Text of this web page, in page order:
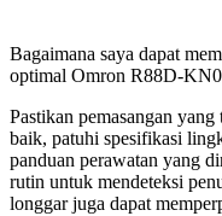
Bagaimana saya dapat
optimal Omron R88D-
Pastikan pemasangan
baik, patuhi spesifikasi
panduan perawatan yang
rutin untuk mendeteksi
longgar juga dapat